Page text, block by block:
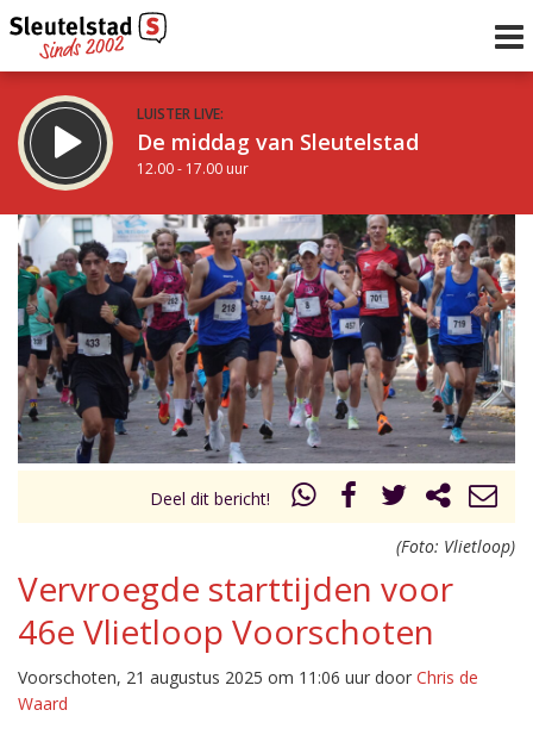
LUISTER LIVE:
De middag van Sleutelstad
12.00 - 17.00 uur
STRAKS:
Sleutelstad 30
17.00 - 19.00 uur
Vorig uur
uur 1 van 0 Volgend uur
Inklappen
Deel dit bericht!
(Foto: Vlietloop)
Vervroegde starttijden voor
46e Vlietloop Voorschoten
Voorschoten, 21 augustus 2025 om 11:06 uur door Chris de
Waard